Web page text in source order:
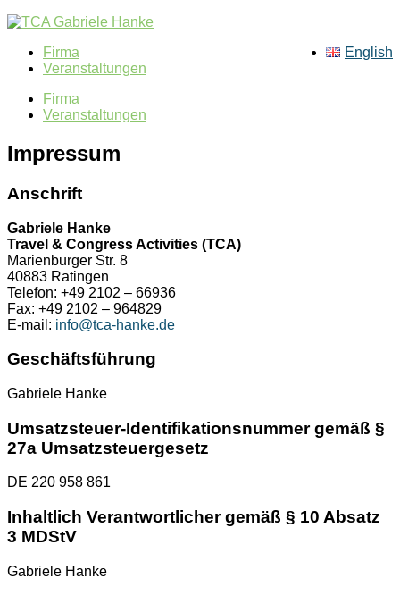
English
Firma
Veranstaltungen
Firma
Veranstaltungen
Impressum
Anschrift
Gabriele Hanke
Travel & Congress Activities (TCA)
Marienburger Str. 8
40883 Ratingen
Telefon: +49 2102 – 66936
Fax: +49 2102 – 964829
E-mail: info@tca-hanke.de
Geschäftsführung
Gabriele Hanke
Umsatzsteuer-Identifikationsnummer gemäß §
27a Umsatzsteuergesetz
DE 220 958 861
Inhaltlich Verantwortlicher gemäß § 10 Absatz
3 MDStV
Gabriele Hanke